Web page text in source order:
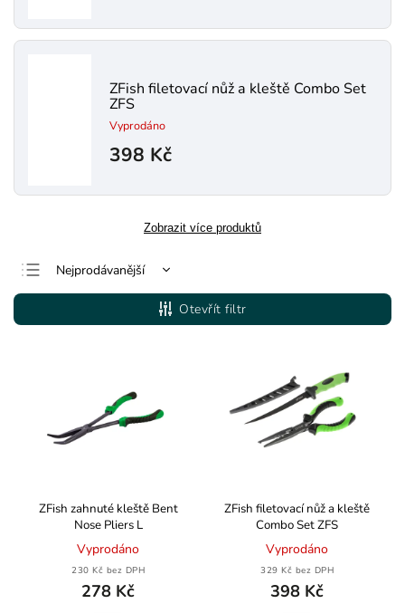
ZFish filetovací nůž a kleště Combo Set
ZFS
Vyprodáno
398 Kč
Zobrazit více produktů
Nejprodávanější
Nejlevnější
Nejdražší
Otevřít filtr
ZFish zahnuté kleště Bent
Nose Pliers L
Vyprodáno
230 Kč bez DPH
278 Kč
ZFish filetovací nůž a kleště
Combo Set ZFS
Vyprodáno
329 Kč bez DPH
398 Kč